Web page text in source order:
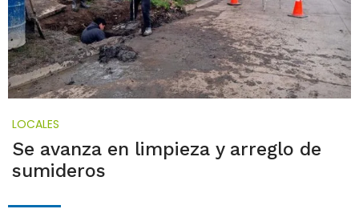
LOCALES
Se avanza en limpieza y arreglo de
sumideros